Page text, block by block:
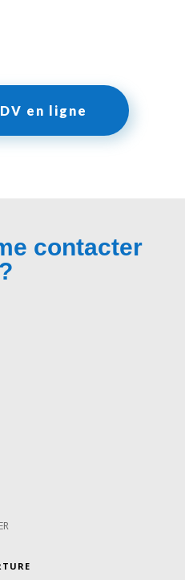
en ligne
contacter
?